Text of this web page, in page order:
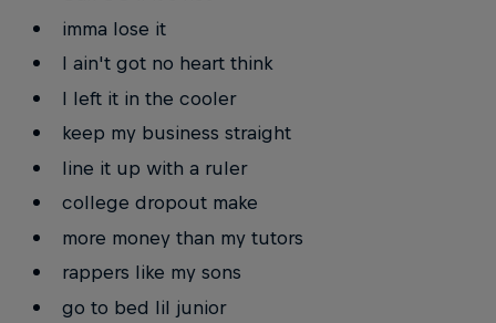
imma lose it
I ain't got no heart think
I left it in the cooler
keep my business straight
line it up with a ruler
college dropout make
more money than my tutors
rappers like my sons
go to bed lil junior